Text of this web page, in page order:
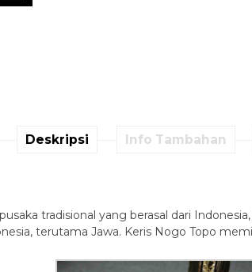
Deskripsi Info Tambahan
tradisional yang berasal dari
terutama Jawa. Keris Nogo Topo